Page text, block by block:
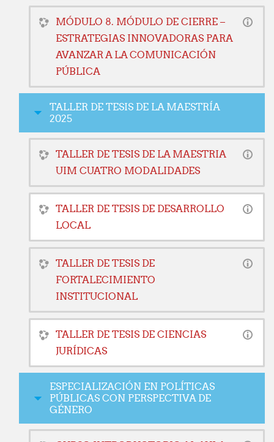
MÓDULO 8. MÓDULO DE CIERRE –
ESTRATEGIAS INNOVADORAS PARA
AVANZAR A LA COMUNICACIÓN
PÚBLICA
TALLER DE TESIS DE LA MAESTRÍA
2025
TALLER DE TESIS DE LA MAESTRIA
UIM CUATRO MODALIDADES
TALLER DE TESIS DE DESARROLLO
LOCAL
TALLER DE TESIS DE
FORTALECIMIENTO
INSTITUCIONAL
TALLER DE TESIS DE CIENCIAS
JURÍDICAS
ESPECIALIZACIÓN EN POLÍTICAS
PÚBLICAS CON PERSPECTIVA DE
GÉNERO